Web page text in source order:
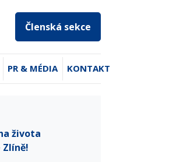
Členská sekce
PR & MÉDIA KONTAKT
života